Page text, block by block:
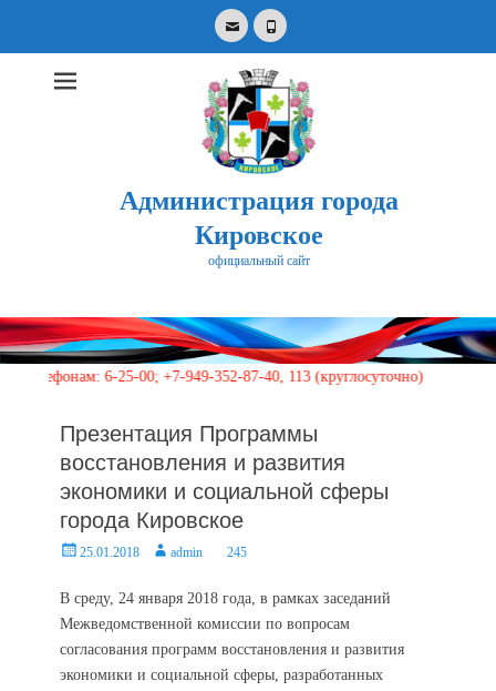
EmailPhone
Администрация города
Кировское
официальный сайт
for:
6-25-00; +7-949-352-87-40, 113 (круглосуточно)
Презентация Программы
восстановления и развития
экономики и социальной сферы
города Кировское
Posted25.01.2018 Authoradmin 245
В среду, 24 января 2018 года, в рамках заседаний
Межведомственной комиссии по вопросам
согласования программ восстановления и развития
экономики и социальной сферы, разработанных